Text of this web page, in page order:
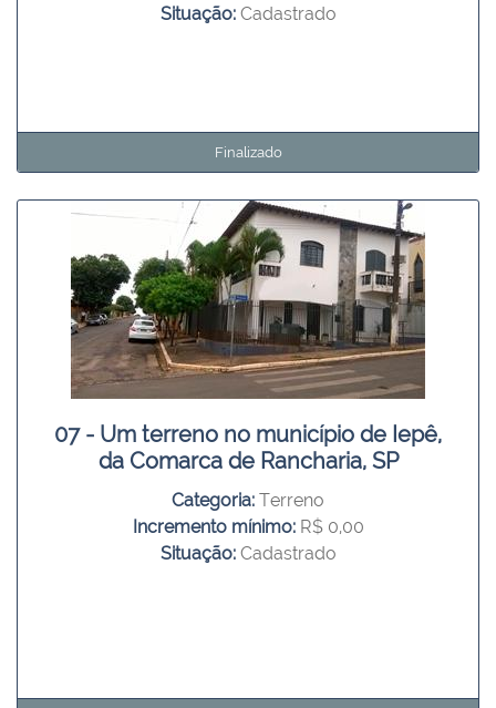
Situação: Cadastrado
Finalizado
07 - Um terreno no município de Iepê,
da Comarca de Rancharia, SP
Categoria: Terreno
Incremento mínimo: R$ 0,00
Situação: Cadastrado